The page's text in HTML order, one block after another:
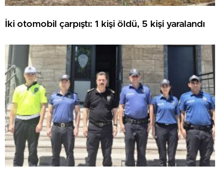
İki otomobil çarpıştı: 1 kişi öldü, 5 kişi yaralandı